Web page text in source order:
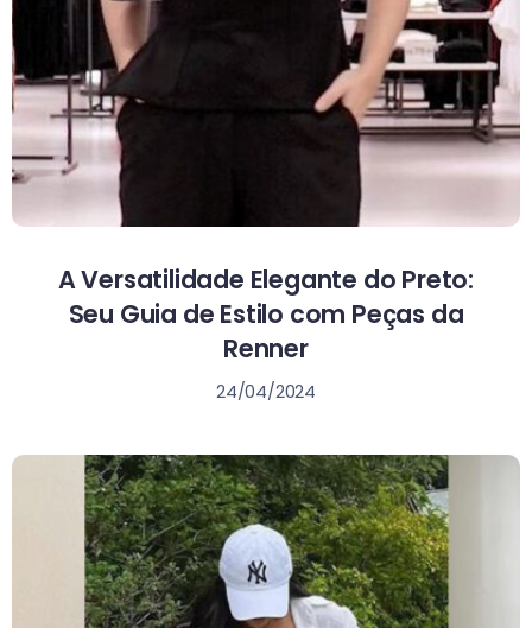
A Versatilidade Elegante do Preto:
Seu Guia de Estilo com Peças da
Renner
24/04/2024